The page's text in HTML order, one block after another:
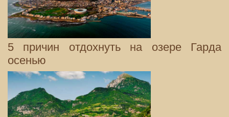
5 причин отдохнуть на озере Гарда
осенью